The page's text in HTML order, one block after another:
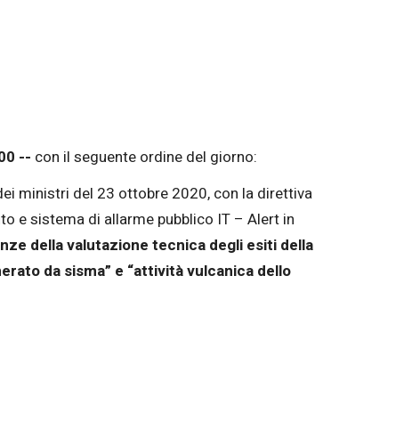
-- con il seguente ordine del giorno:
ministri del 23 ottobre 2020, con la direttiva
e sistema di allarme pubblico IT – Alert in
della valutazione tecnica degli esiti della
da sisma” e “attività vulcanica dello